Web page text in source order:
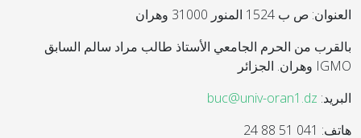
العنوان: ص ب 1524 المنور 31000 وهران
بالقرب من الحرم الجامعي الأستاذ طالب مراد سالم السابق
IGMO وهران. الجزائر
البريد: buc@univ-oran1.dz
هاتف: 041 51 88 24